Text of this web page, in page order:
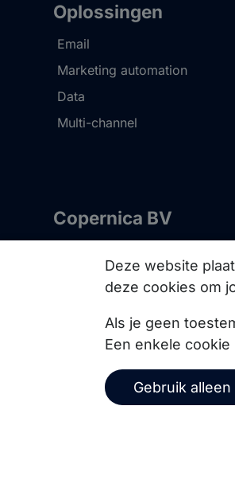
Oplossingen
Email
Marketing automation
Data
Multi-channel
Copernica BV
Amsterdam
+31 (0)20 520 61 90
info@copernica.com
Via onze nieuwsbrief blijf je
Deze website
deze cookies om
Als je geen
Een enkele
Gebruik